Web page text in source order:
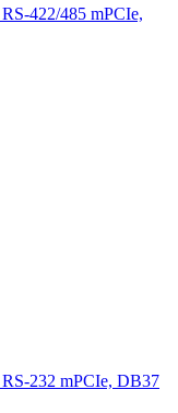
422/485 mPCIe,
232 mPCIe, DB37